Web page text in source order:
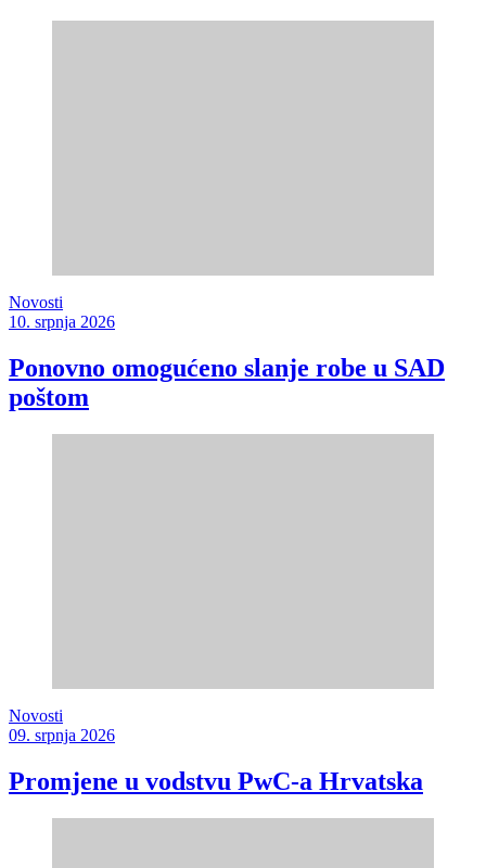
Novosti
10. srpnja 2026
Ponovno omogućeno slanje robe u SAD
poštom
Novosti
09. srpnja 2026
Promjene u vodstvu PwC-a Hrvatska